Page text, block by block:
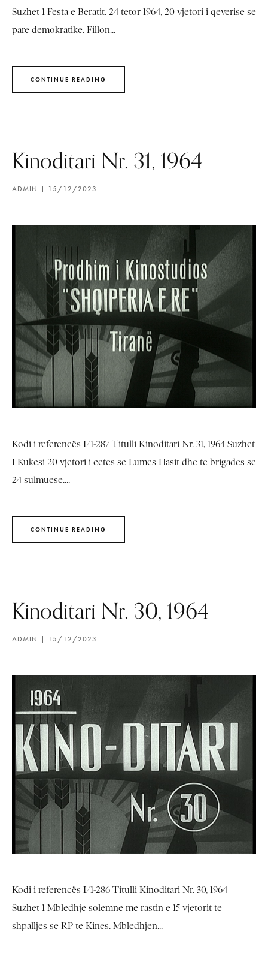
Suzhet 1 Festa e Beratit. 24 tetor 1964, 20 vjetori i qeverise se
pare demokratike. Fillon...
CONTINUE READING
Kinoditari Nr. 31, 1964
ADMIN 15/12/2023
Kodi i referencës I/1-287 Titulli Kinoditari Nr. 31, 1964 Suzhet
1 Kukesi 20 vjetori i cetes se Lumes Hasit dhe te brigades se
24 sulmuese....
CONTINUE READING
Kinoditari Nr. 30, 1964
ADMIN 15/12/2023
Kodi i referencës I/1-286 Titulli Kinoditari Nr. 30, 1964
Suzhet 1 Mbledhje solemne me rastin e 15 vjetorit te
shpalljes se RP te Kines. Mbledhjen...